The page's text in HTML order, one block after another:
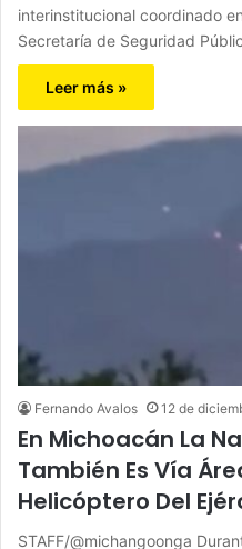
interinstitucional coordinado
Secretaría de Seguridad
Leer más »
Fernando Avalos 12 de
En Michoacán La
También Es Vía
Helicóptero Del
STAFF/@michangoonga